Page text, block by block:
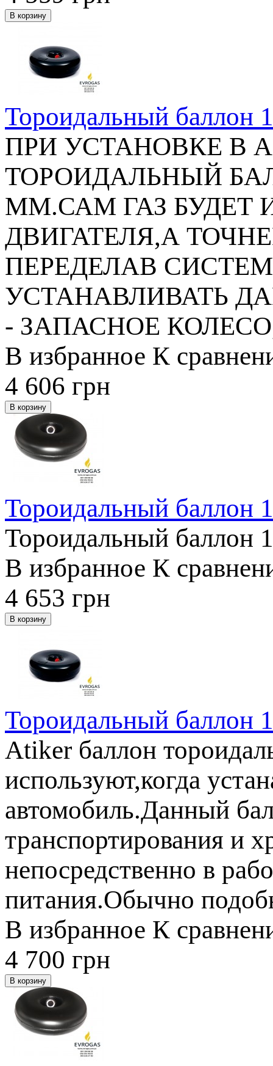
Тороидальный баллон
ПРИ УСТАНОВКЕ В
ТОРОИДАЛЬНЫЙ
ММ.САМ ГАЗ БУДЕТ
ДВИГАТЕЛЯ,А
ПЕРЕДЕЛАВ
УСТАНАВЛИВАТЬ
- ЗАПАСНОЕ
В избранное К
4 606 грн
Тороидальный баллон
Тороидальный баллон
В избранное К
4 653 грн
Тороидальный баллон
Atiker баллон
используют,когда
автомобиль.Данный
транспортирования и
непосредственно в
питания.Обычно
В избранное К
4 700 грн